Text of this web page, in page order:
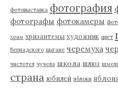
фотовыставка фотография
фотографы фотокамеры
храм хризантемы художник цвет
Вернадского цыгане черемуха
чистотел чучела школа шлюз
страна юбилей яблоки